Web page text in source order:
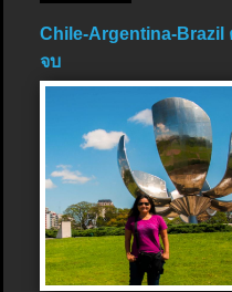
Chile-Argentina-Brazil
จบ